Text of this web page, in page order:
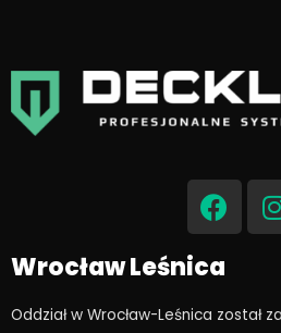
F
a
c
e
b
o
I
Wrocław Leśnica
Oddział w Wrocław-Leśnica został